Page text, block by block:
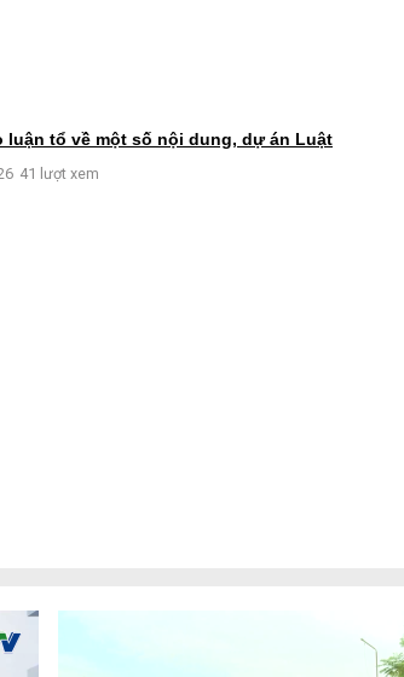
luận tổ về một số nội dung, dự án Luật
41 lượt xem